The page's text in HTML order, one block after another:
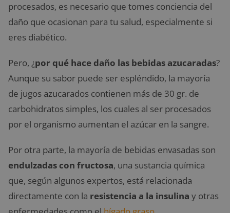
procesados, es necesario que tomes conciencia del
daño que ocasionan para tu salud, especialmente si
eres diabético.
Pero, ¿por qué hace daño las bebidas azucaradas?
Aunque su sabor puede ser espléndido, la mayoría
de jugos azucarados contienen más de 30 gr. de
carbohidratos simples, los cuales al ser procesados
por el organismo aumentan el azúcar en la sangre.
Por otra parte, la mayoría de bebidas envasadas son
endulzadas con fructosa, una sustancia química
que, según algunos expertos, está relacionada
directamente con la resistencia a la insulina y otras